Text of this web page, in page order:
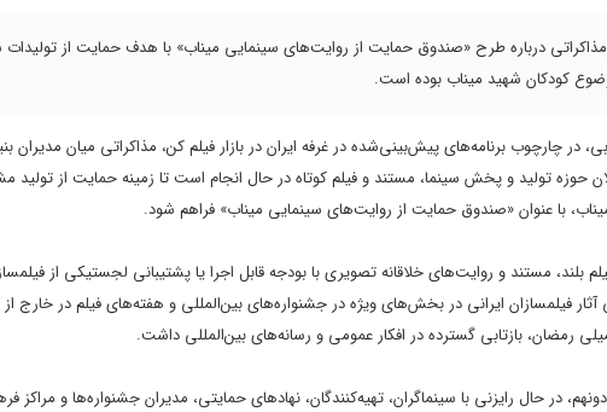
مذاکراتی درباره طرح «صندوق حمایت از روایت‌های سینمایی میناب» با هدف حمایت از
کودکان شهید میناب بوده است.
در چارچوب برنامه‌های پیش‌بینی‌شده در غرفه ایران در بازار فیلم کن، مذاکراتی میان مدیران
حوزه تولید و پخش سینما، مستند و فیلم کوتاه در حال انجام است تا زمینه حمایت از
میناب، با عنوان «صندوق حمایت از روایت‌های سینمایی میناب» فراهم شود.
بلند، مستند و روایت‌های خلاقانه تصویری با بودجه قابل اجرا یا پشتیبانی لجستیکی از
فیلمسازان ایرانی در بخش‌های ویژه در جشنواره‌های بین‌المللی و هفته‌های فیلم در
رمضان، بازتابی گسترده در افکار عمومی و رسانه‌های بین‌المللی داشت.
در حال رایزنی با سینماگران، تهیه‌کنندگان، نهادهای حمایتی، مدیران جشنواره‌ها و